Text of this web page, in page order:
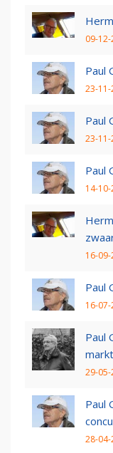
09-
Paul
23-11-
Paul
23-11-
Paul
14-
16-
Paul
16-
Paul
29-05-
Paul
28-04-